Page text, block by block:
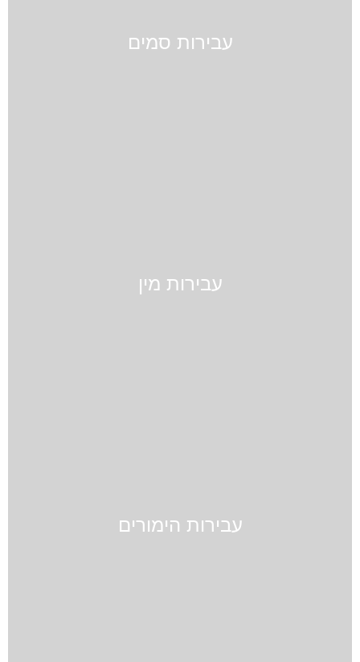
עבירות סמים
עבירות מין
עבירות הימורים